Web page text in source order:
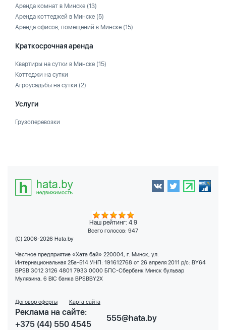
Аренда комнат в Минске (13)
Аренда коттеджей в Минске (5)
Аренда офисов, помещений в Минске (15)
Краткосрочная аренда
Квартиры на сутки в Минске (15)
Коттеджи на сутки
Агроусадьбы на сутки (2)
Услуги
Грузоперевозки
Наш рейтинг: 4.9
Всего голосов: 947
(C) 2006-2026 Hata.by
Частное предприятие «Хата бай» 220004, г. Минск, ул.
Интернациональная 25а-514 УНП: 191612768 от 26 апреля 2011 р/с: BY64
BPSB 3012 3126 4801 7933 0000 БПС-Сбербанк Минск бульвар
Мулявина, 6 BIC банка BPSBBY2X
Договор оферты Карта сайта
Реклама на сайте:
+375 (44) 550 4545
555@hata.by